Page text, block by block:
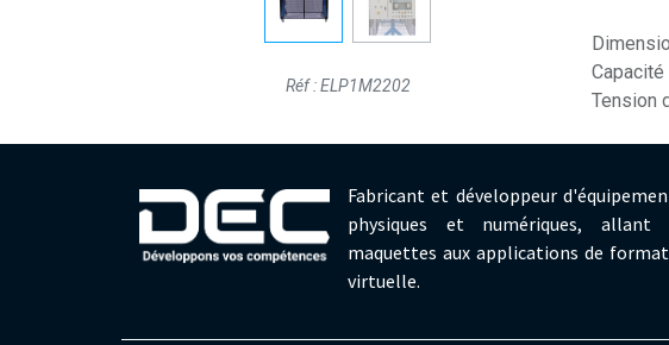
Réf : ELP1M2202
Tension
Fabricant et développeur
physiques et numériques,
maquettes aux applications de
virtuelle.